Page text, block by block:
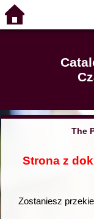
The
Strona z
Zostaniesz